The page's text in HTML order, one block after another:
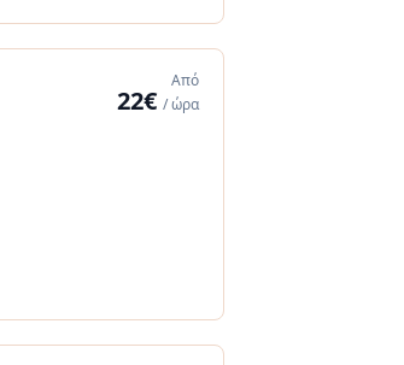
Από
22€/ ώρα